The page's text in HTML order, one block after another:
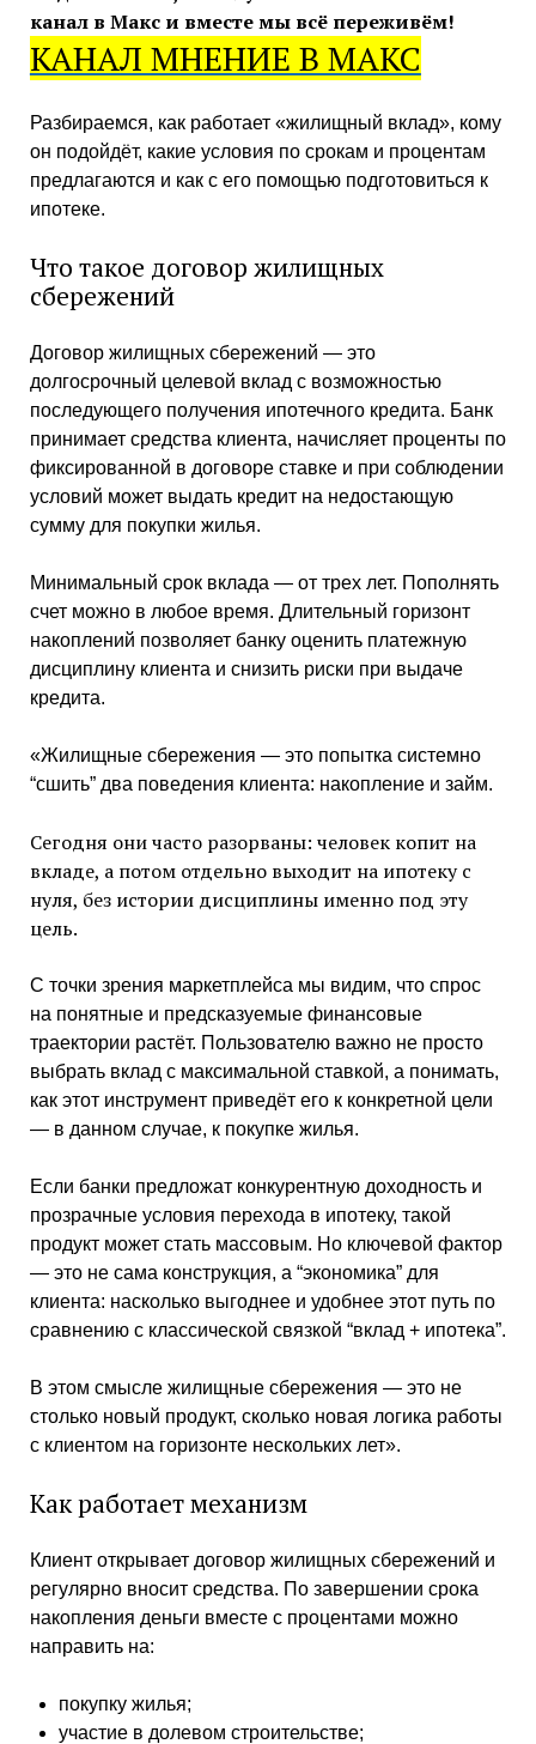
канал в Макс и вместе мы всё переживём!
КАНАЛ МНЕНИЕ В МАКС
Разбираемся, как работает «жилищный вклад», кому
он подойдёт, какие условия по срокам и процентам
предлагаются и как с его помощью подготовиться к
ипотеке.
Что такое договор жилищных
сбережений
Договор жилищных сбережений — это
долгосрочный целевой вклад с возможностью
последующего получения ипотечного кредита. Банк
принимает средства клиента, начисляет проценты по
фиксированной в договоре ставке и при соблюдении
условий может выдать кредит на недостающую
сумму для покупки жилья.
Минимальный срок вклада — от трех лет. Пополнять
счет можно в любое время. Длительный горизонт
накоплений позволяет банку оценить платежную
дисциплину клиента и снизить риски при выдаче
кредита.
«Жилищные сбережения — это попытка системно
“сшить” два поведения клиента: накопление и займ.
Сегодня они часто разорваны: человек копит на
вкладе, а потом отдельно выходит на ипотеку с
нуля, без истории дисциплины именно под эту
цель.
С точки зрения маркетплейса мы видим, что спрос
на понятные и предсказуемые финансовые
траектории растёт. Пользователю важно не просто
выбрать вклад с максимальной ставкой, а понимать,
как этот инструмент приведёт его к конкретной цели
— в данном случае, к покупке жилья.
Если банки предложат конкурентную доходность и
прозрачные условия перехода в ипотеку, такой
продукт может стать массовым. Но ключевой фактор
— это не сама конструкция, а “экономика” для
клиента: насколько выгоднее и удобнее этот путь по
сравнению с классической связкой “вклад + ипотека”.
В этом смысле жилищные сбережения — это не
столько новый продукт, сколько новая логика работы
с клиентом на горизонте нескольких лет».
Как работает механизм
Клиент открывает договор жилищных сбережений и
регулярно вносит средства. По завершении срока
накопления деньги вместе с процентами можно
направить на:
покупку жилья;
участие в долевом строительстве;